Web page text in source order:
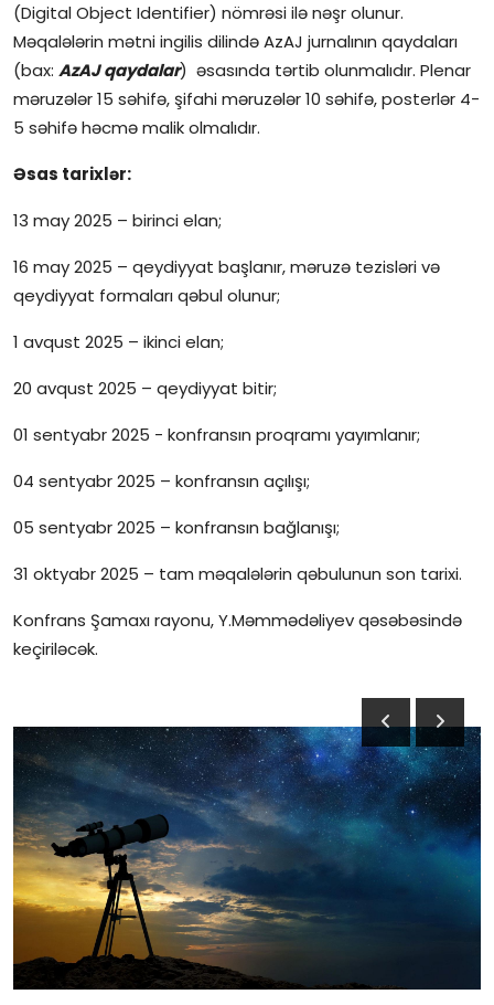
(Digital Object Identifier) nömrəsi ilə nəşr olunur.
Məqalələrin mətni ingilis dilində AzAJ jurnalının qaydaları
(bax: AzAJ qaydalar) əsasında tərtib olunmalıdır. Plenar
məruzələr 15 səhifə, şifahi məruzələr 10 səhifə, posterlər 4-
5 səhifə həcmə malik olmalıdır.
Əsas tarixlər:
13 may 2025 – birinci elan;
16 may 2025 – qeydiyyat başlanır, məruzə tezisləri və
qeydiyyat formaları qəbul olunur;
1 avqust 2025 – ikinci elan;
20 avqust 2025 – qeydiyyat bitir;
01 sentyabr 2025 - konfransın proqramı yayımlanır;
04 sentyabr 2025 – konfransın açılışı;
05 sentyabr 2025 – konfransın bağlanışı;
31 oktyabr 2025 – tam məqalələrin qəbulunun son tarixi.
Konfrans Şamaxı rayonu, Y.Məmmədəliyev qəsəbəsində
keçiriləcək.